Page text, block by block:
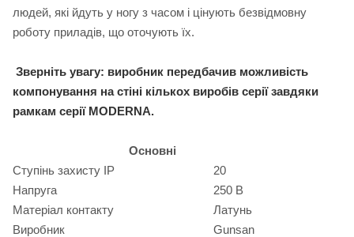
людей, які йдуть у ногу з часом і цінують безвідмовну
роботу приладів, що оточують їх.
Зверніть увагу: виробник передбачив можливість
компонування на стіні кількох виробів серії завдяки
рамкам серії MODERNA.
Основні
Ступінь захисту IP
20
Напруга
250 В
Матеріал контакту
Латунь
Виробник
Gunsan